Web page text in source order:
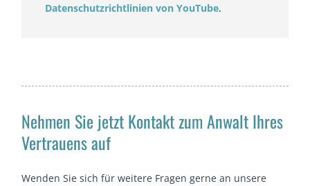
Datenschutzrichtlinien von YouTube.
Nehmen Sie jetzt Kontakt zum Anwalt Ihres
Vertrauens auf
Wenden Sie sich für weitere Fragen gerne an unsere